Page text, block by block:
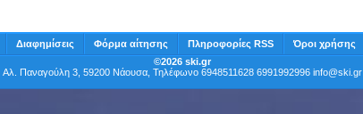
Διαφημίσεις Φόρμα αίτησης Πληροφορίες RSS Όροι χρήσης
©2026 ski.gr
Αλ. Παναγούλη 3, 59200 Νάουσα, Τηλέφωνο 6948511628 6991992996 info@ski.gr